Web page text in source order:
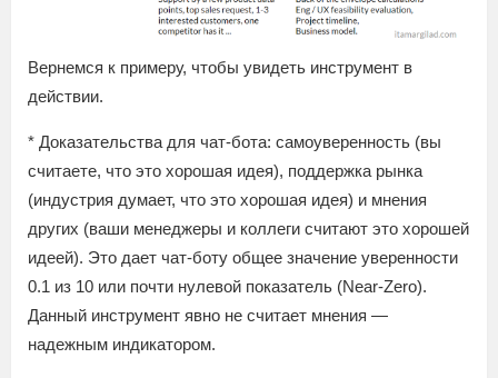
Вернемся к примеру, чтобы увидеть инструмент в
действии.
* Доказательства для чат-бота: самоуверенность (вы
считаете, что это хорошая идея), поддержка рынка
(индустрия думает, что это хорошая идея) и мнения
других (ваши менеджеры и коллеги считают это хорошей
идеей). Это дает чат-боту общее значение уверенности
0.1 из 10 или почти нулевой показатель (Near-Zero).
Данный инструмент явно не считает мнения —
надежным индикатором.